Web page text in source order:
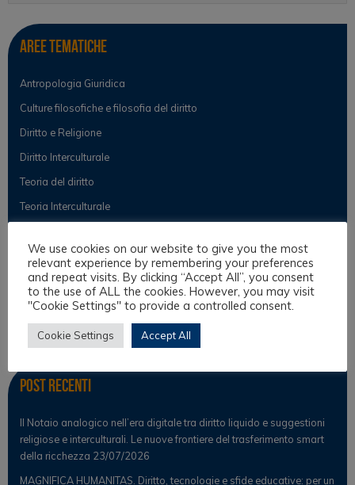
Aree tematiche
Antropologia Giuridica
Culture filosofiche e filosofia del diritto
Diritto e Religione
Diritto Interculturale
Teoria del diritto
Teoria Interculturale
Osservatorio
Notizie
Osservatorio Scientifico
Post Recenti
Il Notaio analogico nell’era digitale tra diritto liquido e suggestioni
religiose e interculturali. Le nuove frontiere del trasferimento smart
della ricchezza 23/07/2026
MAGNIFICA HUMANITAS. Diritto, tecnologie e sfide educative: per un
We use cookies on our website to give you the most
relevant experience by remembering your preferences
and repeat visits. By clicking “Accept All”, you consent
to the use of ALL the cookies. However, you may visit
"Cookie Settings" to provide a controlled consent.
Cookie Settings Accept All